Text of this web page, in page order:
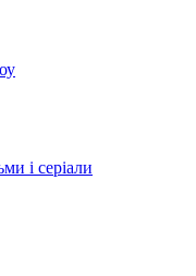
і серіали